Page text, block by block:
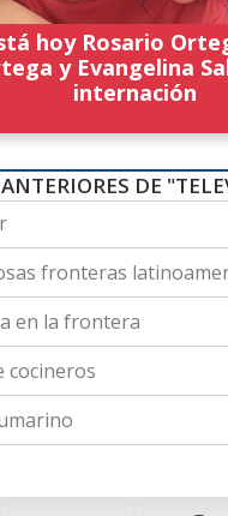
hoy Rosario
y Evangelina
internación
DE
fronteras
en la frontera
cocineros